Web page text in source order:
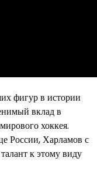
фигур в истории
вклад в
хоккея.
России, Харламов с
к этому виду